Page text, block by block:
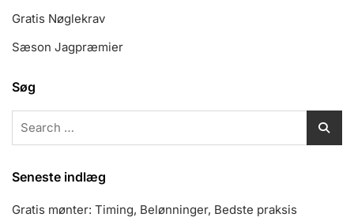
Gratis Nøglekrav
Sæson Jagpræmier
Søg
Seneste indlæg
Gratis mønter: Timing, Belønninger, Bedste praksis